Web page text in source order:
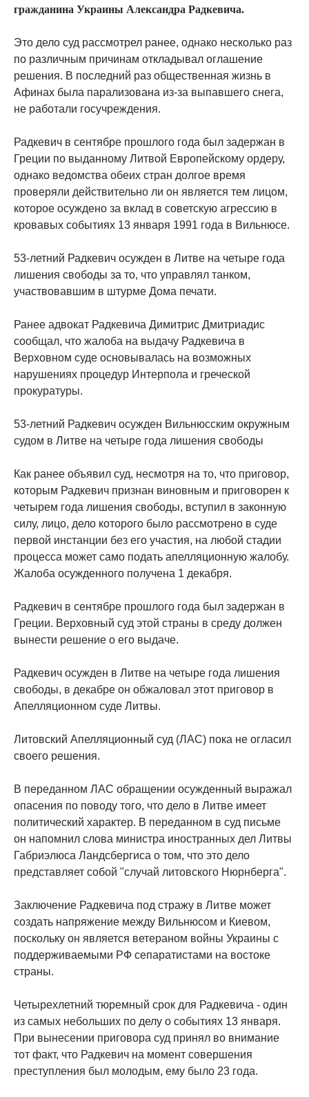
гражданина Украины Александра Радкевича.
Это дело суд рассмотрел ранее, однако несколько раз
по различным причинам откладывал оглашение
решения. В последний раз общественная жизнь в
Афинах была парализована из-за выпавшего снега,
не работали госучреждения.
Радкевич в сентябре прошлого года был задержан в
Греции по выданному Литвой Европейскому ордеру,
однако ведомства обеих стран долгое время
проверяли действительно ли он является тем лицом,
которое осуждено за вклад в советскую агрессию в
кровавых событиях 13 января 1991 года в Вильнюсе.
53-летний Радкевич осужден в Литве на четыре года
лишения свободы за то, что управлял танком,
участвовавшим в штурме Дома печати.
Ранее адвокат Радкевича Димитрис Дмитриадис
сообщал, что жалоба на выдачу Радкевича в
Верховном суде основывалась на возможных
нарушениях процедур Интерпола и греческой
прокуратуры.
53-летний Радкевич осужден Вильнюсским окружным
судом в Литве на четыре года лишения свободы
Как ранее объявил суд, несмотря на то, что приговор,
которым Радкевич признан виновным и приговорен к
четырем года лишения свободы, вступил в законную
силу, лицо, дело которого было рассмотрено в суде
первой инстанции без его участия, на любой стадии
процесса может само подать апелляционную жалобу.
Жалоба осужденного получена 1 декабря.
Радкевич в сентябре прошлого года был задержан в
Греции. Верховный суд этой страны в среду должен
вынести решение о его выдаче.
Радкевич осужден в Литве на четыре года лишения
свободы, в декабре он обжаловал этот приговор в
Апелляционном суде Литвы.
Литовский Апелляционный суд (ЛАС) пока не огласил
своего решения.
В переданном ЛАС обращении осужденный выражал
опасения по поводу того, что дело в Литве имеет
политический характер. В переданном в суд письме
он напомнил слова министра иностранных дел Литвы
Габриэлюса Ландсбергиса о том, что это дело
представляет собой "случай литовского Нюрнберга".
Заключение Радкевича под стражу в Литве может
создать напряжение между Вильнюсом и Киевом,
поскольку он является ветераном войны Украины с
поддерживаемыми РФ сепаратистами на востоке
страны.
Четырехлетний тюремный срок для Радкевича - один
из самых небольших по делу о событиях 13 января.
При вынесении приговора суд принял во внимание
тот факт, что Радкевич на момент совершения
преступления был молодым, ему было 23 года.